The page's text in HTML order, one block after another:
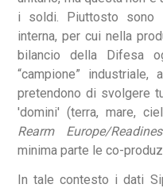
i soldi. Piuttosto sono
interna, per cui nella
bilancio della Difesa
“campione”
pretendono di svolgere
'domini' (terra, mare,
Rearm Europe/
minima parte le co-
In tale contesto i dati